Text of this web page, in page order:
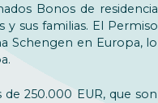
Bonos de residencia
sus familias. El Permiso
Schengen en Europa, lo
250.000 EUR, que son